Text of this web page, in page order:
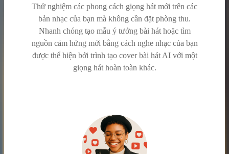
Thử nghiệm các phong cách giọng hát mới trên các
bản nhạc của bạn mà không cần đặt phòng thu.
Nhanh chóng tạo mẫu ý tưởng bài hát hoặc tìm
nguồn cảm hứng mới bằng cách nghe nhạc của bạn
được thể hiện bởi trình tạo cover bài hát AI với một
giọng hát hoàn toàn khác.